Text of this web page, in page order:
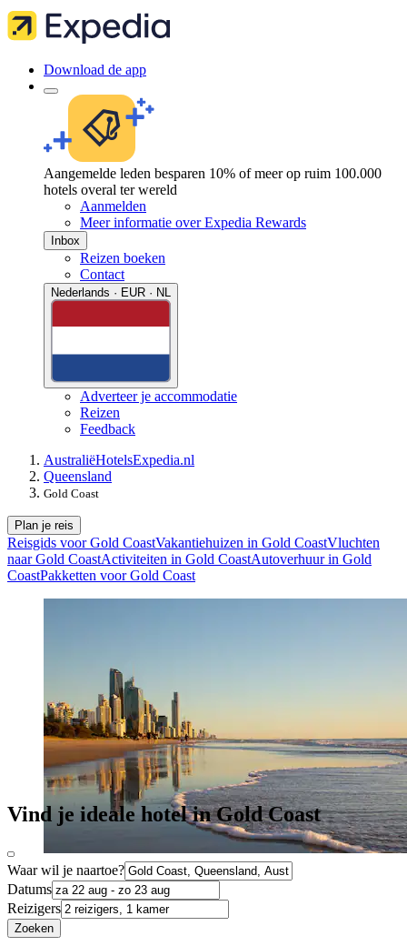
Download de app
Aangemelde leden besparen 10% of meer op ruim 100.000
hotels overal ter wereld
Aanmelden
Meer informatie over Expedia Rewards
Inbox
Reizen boeken
Contact
Nederlands · EUR · NL
Adverteer je accommodatie
Reizen
Feedback
AustraliëHotelsExpedia.nl
Queensland
Gold Coast
Plan je reis
Reisgids voor Gold CoastVakantiehuizen in Gold CoastVluchten
naar Gold CoastActiviteiten in Gold CoastAutoverhuur in Gold
CoastPakketten voor Gold Coast
Vind je ideale hotel in Gold Coast
Waar wil je naartoe?
Datums
Reizigers
Zoeken